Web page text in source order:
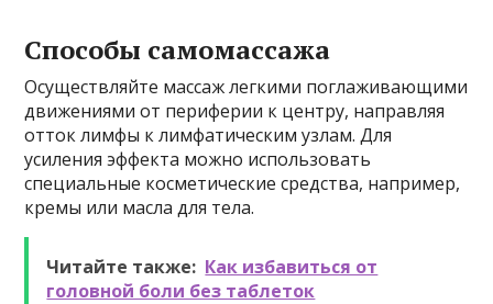
Способы самомассажа
Осуществляйте массаж легкими поглаживающими
движениями от периферии к центру, направляя
отток лимфы к лимфатическим узлам. Для
усиления эффекта можно использовать
специальные косметические средства, например,
кремы или масла для тела.
Читайте также: Как избавиться от
головной боли без таблеток